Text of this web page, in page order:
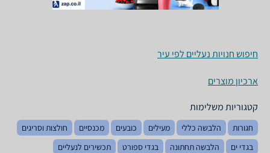
חיפוש חנויות נעליים לפי עיר
ארכיון מוצרים
קטגוריות משלימות
חגורות הלבשה כללי מעילים כובעים מכנסיים
חולצות וסריגים
בגדי ים
הלבשה תחתונה בגדי ספורט תכשירים לנעליים